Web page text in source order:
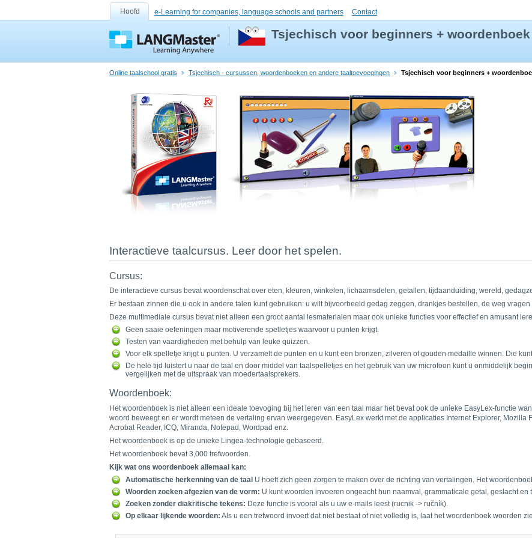
Hoofd e-Learning for companies, language schools and partners Contact
Tsjechisch voor beginners + woordenboek
Online taalschool gratis Tsjechisch - cursussen, woordenboeken en andere taaltoevoegingen Tsjechisch voor beginners +
Interactieve taalcursus. Leer door het spelen.
Cursus:
De interactieve cursus bevat woordenschat over eten, kleuren, winkelen, lichaamsdelen, getallen, tijdaanduiding, wereld,
Er bestaan zinnen die u ook in andere talen kunt gebruiken: u wilt bijvoorbeeld gedag zeggen, drankjes bestellen, de weg vragen
Deze multimediale cursus bevat niet alleen een groot aantal lesmaterialen maar ook unieke functies voor effectief en amusant
Geen saaie oefeningen maar motiverende spelletjes waarvoor u punten krijgt.
Testen van vaardigheden met behulp van leuke quizzen.
Voor elk spelletje krijgt u punten. U verzamelt de punten en u kunt een bronzen, zilveren of gouden medaille winnen. Die
De hele tijd luistert u naar de taal en door middel van taalspelletjes en het gebruik van uw microfoon kunt u onmiddelijk
vergelijken met de uitspraak van moedertaalsprekers.
Woordenboek:
Het woordenboek is niet alleen een ideale toevoging bij het leren van een taal maar het bevat ook de unieke EasyLex-functie
woord beweegt en er wordt meteen de vertaling ervan weergegeven. EasyLex werkt met de applicaties Internet Explorer, Mozilla
Acrobat Reader, ICQ, Miranda, Notepad, Wordpad enz.
Het woordenboek is op de unieke Lingea-technologie gebaseerd.
Het woordenboek bevat 3,000 trefwoorden.
Kijk wat ons woordenboek allemaal kan:
Automatische herkenning van de taalU hoeft zich geen zorgen te maken over de richting van vertalingen. Het
Woorden zoeken afgezien van de vorm: U kunt woorden invoeren ongeacht hun naamval, grammaticale getal, geslacht en
Zoeken zonder diakritische tekens: Deze functie is vooral als u uw e-mails leest (rucnik -> ručník).
Op elkaar lijkende woorden: Als u een trefwoord invoert dat niet bestaat of niet volledig is, laat het woordenboek woorden